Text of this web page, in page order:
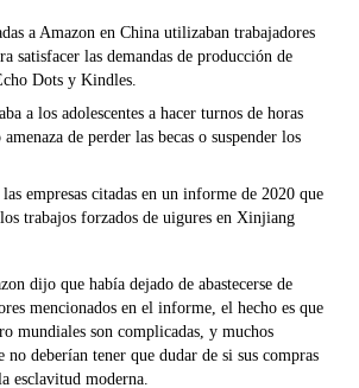
a Amazon en China utilizaban trabajadores
satisfacer las demandas de producción de
Dots y Kindles.
a los adolescentes a hacer turnos de horas
de perder las becas o suspender los
empresas citadas en un informe de 2020 que
trabajos forzados de uigures en Xinjiang
dijo que había dejado de abastecerse de
mencionados en el informe, el hecho es que
mundiales son complicadas, y muchos
no deberían tener que dudar de si sus compras
esclavitud moderna.